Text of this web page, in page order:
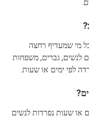
מי שמעדיף רחצה
לנשים, גברים, משפחות
לפי ימים או שעות.
או שעות נפרדות לנשים